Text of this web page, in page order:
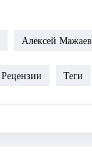
Алексей Мажаев
Рецензии Теги